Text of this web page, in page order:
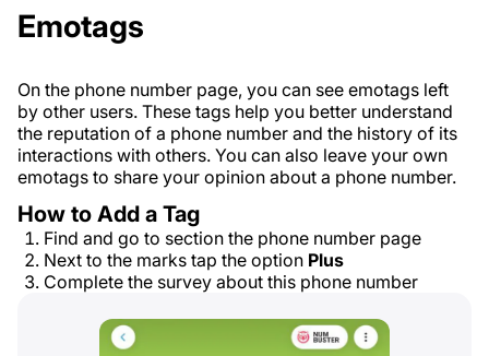
Emotags
On the phone number page, you can see emotags left
by other users. These tags help you better understand
the reputation of a phone number and the history of its
interactions with others. You can also leave your own
emotags to share your opinion about a phone number.
How to Add a Tag
Find and go to section the phone number page
Next to the marks tap the option Plus
Complete the survey about this phone number